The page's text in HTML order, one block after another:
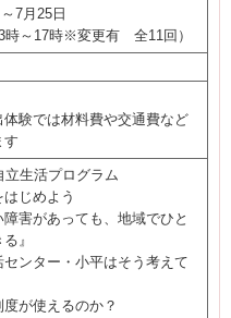
7月25日
時～17時※変更有 全11回）
験では材料費や交通費など
す
生活プログラム
じめよう
障害があっても、地域でひと
』
ンター・小平はそう考えて
が使えるのか？